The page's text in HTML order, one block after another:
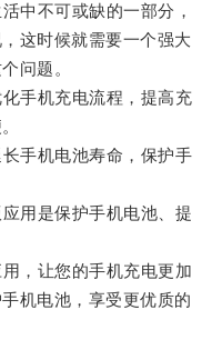
不可或缺的一部分，
这时候就需要一个强大
问题。
手机充电流程，提高充
手机电池寿命，保护手
用是保护手机电池、提
，让您的手机充电更加
机电池，享受更优质的